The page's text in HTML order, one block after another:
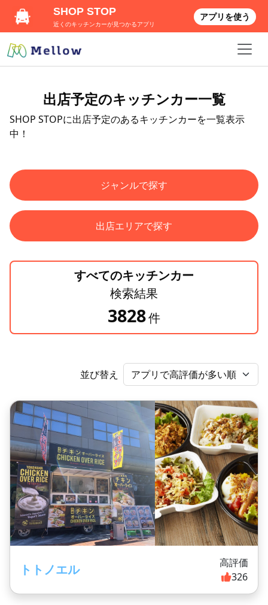
出店予定のキッチンカー一覧
SHOP STOPに出店予定のあるキッチンカーを一覧表示
中！
ジャンルで探す
出店エリアで探す
すべてのキッチンカー
検索結果
3828件
並び替え
トトノエル
高評価
326
SHOP STOP
近くのキッチンカーが見つかるアプリ
アプリを使う